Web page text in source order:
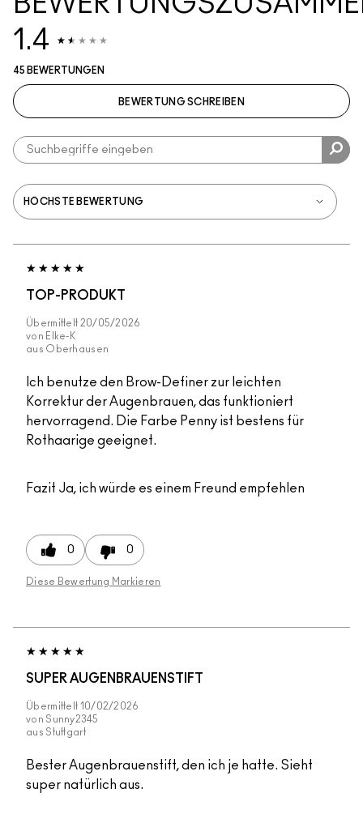
1.4
45 BEWERTUNGEN
BEWERTUNG SCHREIBEN
TOP-PRODUKT
Übermittelt 20/05/2026
von Elke-K
aus Oberhausen
Ich benutze den Brow-Definer zur leichten
Korrektur der Augenbrauen, das funktioniert
hervorragend. Die Farbe Penny ist bestens für
Rothaarige geeignet.
Fazit Ja, ich würde es einem Freund empfehlen
0 0
Diese Bewertung Markieren
SUPER AUGENBRAUENSTIFT
Übermittelt 10/02/2026
von Sunny2345
aus Stuttgart
Bester Augenbrauenstift, den ich je hatte. Sieht
super natürlich aus.